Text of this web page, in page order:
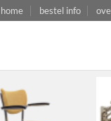
home bestel info